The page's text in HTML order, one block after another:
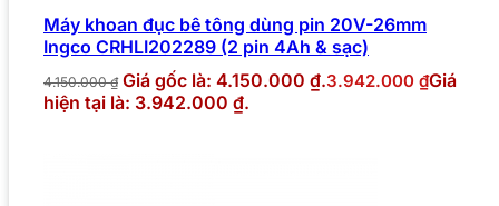
Máy khoan đục bê tông dùng pin 20V-26mm
Ingco CRHLI202289 (2 pin 4Ah & sạc)
4.150.000₫ Giá gốc là: 4.150.000 ₫.3.942.000 ₫Giá
hiện tại là: 3.942.000 ₫.